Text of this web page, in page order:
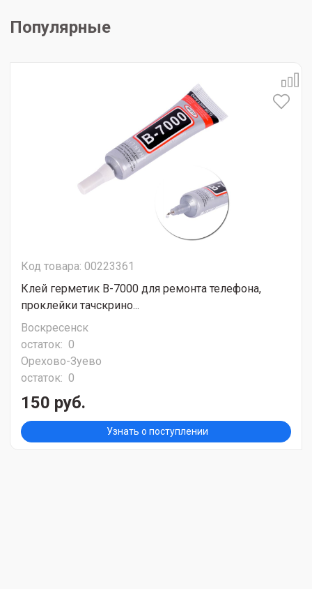
Популярные
Код товара: 00223361
Клей герметик В-7000 для ремонта телефона,
проклейки тачскрино...
Воскресенск
остаток: 0
Орехово-Зуево
остаток: 0
150 руб.
Узнать о поступлении